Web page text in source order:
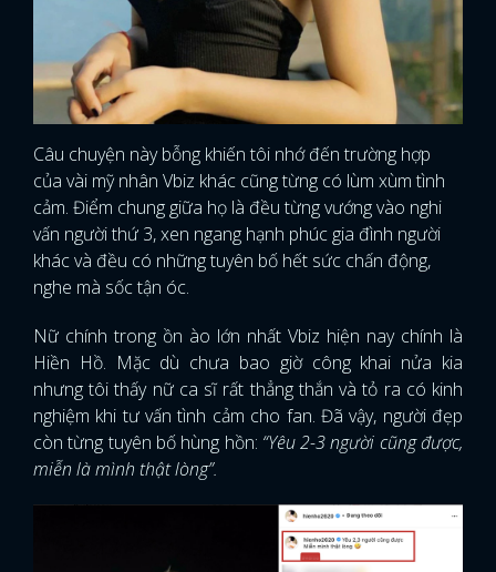
Câu chuyện này bỗng khiến tôi nhớ đến trường hợp
của vài mỹ nhân Vbiz khác cũng từng có lùm xùm tình
cảm. Điểm chung giữa họ là đều từng vướng vào nghi
vấn người thứ 3, xen ngang hạnh phúc gia đình người
khác và đều có những tuyên bố hết sức chấn động,
nghe mà sốc tận óc.
Nữ chính trong ồn ào lớn nhất Vbiz hiện nay chính là
Hiền Hồ. Mặc dù chưa bao giờ công khai nửa kia
nhưng tôi thấy nữ ca sĩ rất thẳng thắn và tỏ ra có kinh
nghiệm khi tư vấn tình cảm cho fan. Đã vậy, người đẹp
còn từng tuyên bố hùng hồn: “Yêu 2-3 người cũng được,
miễn là mình thật lòng”.